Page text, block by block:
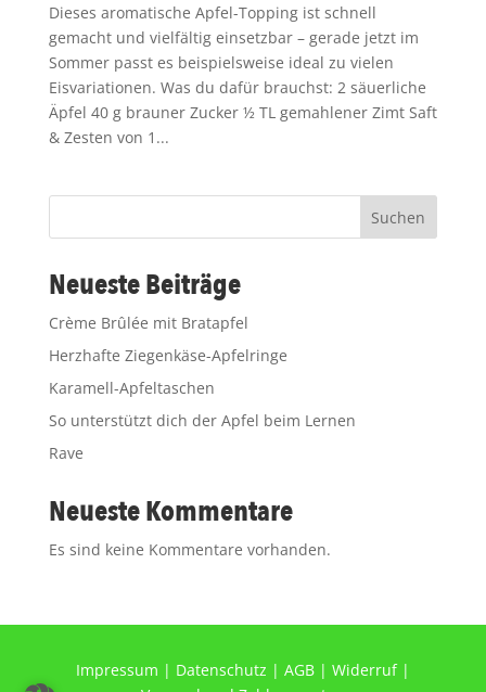
Dieses aromatische Apfel-Topping ist schnell
gemacht und vielfältig einsetzbar – gerade jetzt im
Sommer passt es beispielsweise ideal zu vielen
Eisvariationen. Was du dafür brauchst: 2 säuerliche
Äpfel 40 g brauner Zucker ½ TL gemahlener Zimt Saft
& Zesten von 1...
Suchen
Neueste Beiträge
Crème Brûlée mit Bratapfel
Herzhafte Ziegenkäse-Apfelringe
Karamell-Apfeltaschen
So unterstützt dich der Apfel beim Lernen
Rave
Neueste Kommentare
Es sind keine Kommentare vorhanden.
Impressum | Datenschutz | AGB| Widerruf|